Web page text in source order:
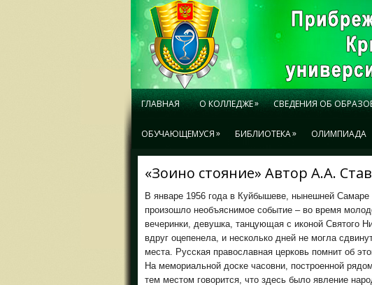
ГЛАВНАЯ О КОЛЛЕДЖЕ» СВЕДЕНИЯ ОБ
ОБУЧАЮЩЕМУСЯ» БИБЛИОТЕКА» ОЛИМПИАДА
«Зоино стояние» Автор А.А.
В январе 1956 года в Куйбышеве, нынешней Самаре
произошло необъяснимое событие – во время
вечеринки, девушка, танцующая с иконой Святого
вдруг оцепенела, и несколько дней не могла
места. Русская православная церковь помнит об
На мемориальной доске часовни, построенной
тем местом говорится, что здесь было явление